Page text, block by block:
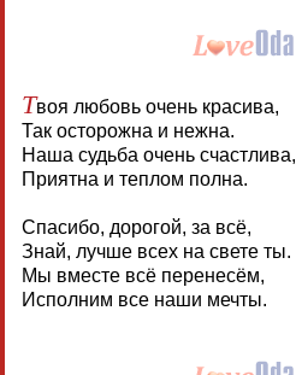
Твоя любовь очень красива,
Так осторожна и нежна.
Наша судьба очень счастлива,
Приятна и теплом полна.
Спасибо, дорогой, за всё,
Знай, лучше всех на свете ты.
Мы вместе всё перенесём,
Исполним все наши мечты.